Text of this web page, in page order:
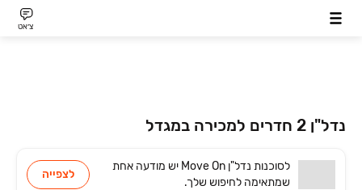
צ׳אט
נדל"ן 2 חדרים למכירה במגדל
לסוכנות Move On נדל"ן יש מודעה אחת
שמתאימה לחיפוש שלך.
לצפייה